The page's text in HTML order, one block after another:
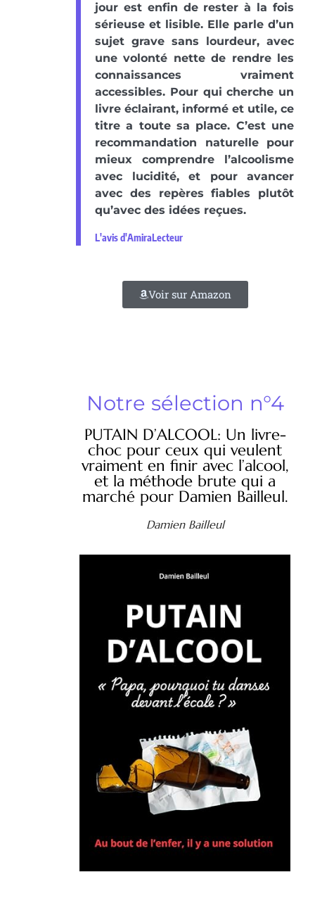
jour est enfin de rester à la fois
sérieuse et lisible. Elle parle d’un
sujet grave sans lourdeur, avec
une volonté nette de rendre les
connaissances vraiment
accessibles. Pour qui cherche un
livre éclairant, informé et utile, ce
titre a toute sa place. C’est une
recommandation naturelle pour
mieux comprendre l’alcoolisme
avec lucidité, et pour avancer
avec des repères fiables plutôt
qu’avec des idées reçues.
L'avis d'AmiraLecteur
Voir sur Amazon
Notre sélection n°4
PUTAIN D’ALCOOL: Un livre-
choc pour ceux qui veulent
vraiment en finir avec l’alcool,
et la méthode brute qui a
marché pour Damien Bailleul.
Damien Bailleul